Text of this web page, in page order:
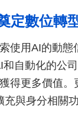
定數位轉
使用AI的動
自動化的公
得更多價值
與身分相關